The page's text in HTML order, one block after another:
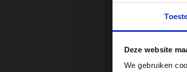
Deze website
We gebruiken